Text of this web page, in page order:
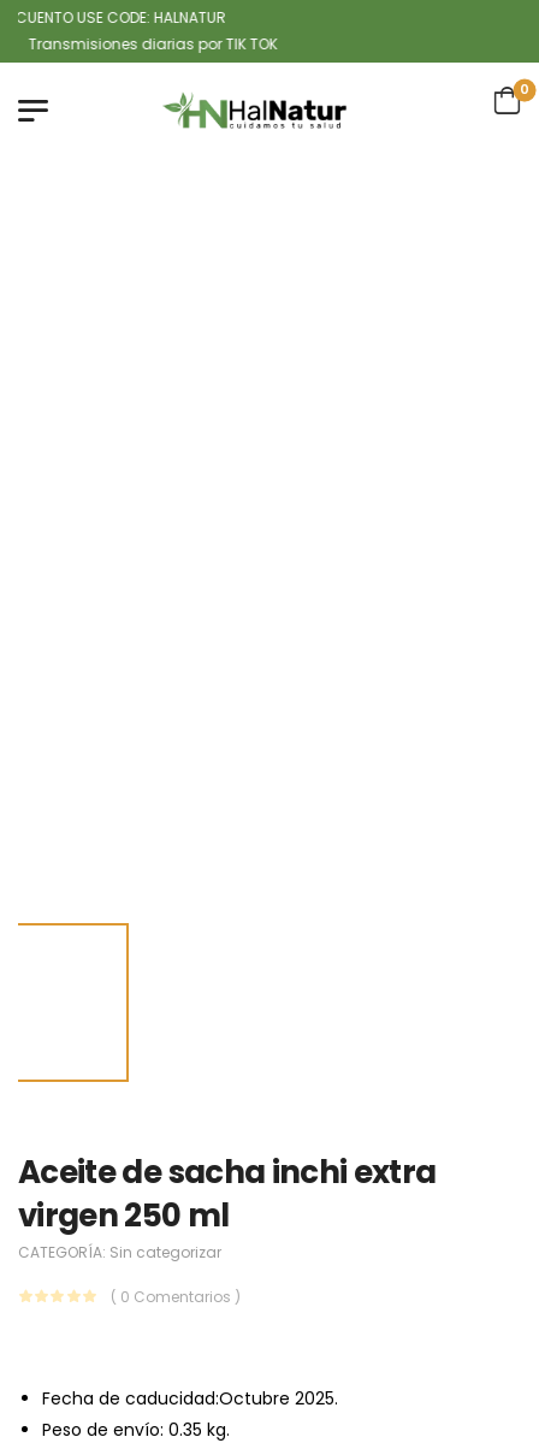
USE CODE: HALNATUR
diarias por TIK TOK
0
Aceite de sacha inchi extra
virgen 250 ml
CATEGORÍA: Sin categorizar
( 0 Comentarios )
Fecha de caducidad:Octubre 2025.
Peso de envío: 0.35 kg.